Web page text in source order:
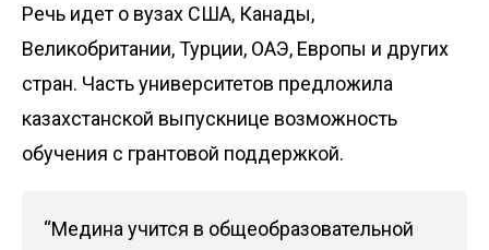
Речь идет о вузах США, Канады,
Великобритании, Турции, ОАЭ, Европы и других
стран. Часть университетов предложила
казахстанской выпускнице возможность
обучения с грантовой поддержкой.
“Медина учится в общеобразовательной